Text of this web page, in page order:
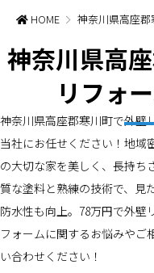
HOME 神奈川県高座郡
神奈川県高
リフォ
神奈川県高座郡寒川町で外壁
当社にお任せください！地域
の大切な家を美しく、長持ち
質な塗料と熟練の技術で、見
防水性も向上。78万円で外壁
フォームに関するお悩みやご
い合わせください！